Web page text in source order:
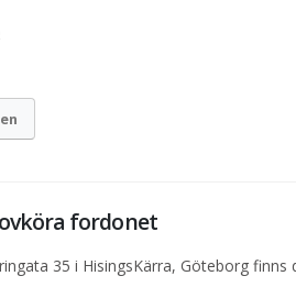
fordonet
35 i HisingsKärra, Göteborg